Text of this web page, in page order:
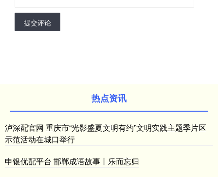
提交评论
热点资讯
泸深配官网 重庆市“光影盛夏文明有约”文明实践主题季片区
示范活动在城口举行
申银优配平台 邯郸成语故事丨乐而忘归